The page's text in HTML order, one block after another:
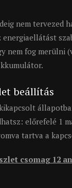
nem tervezed
energiaellátást
nem fog merülni
beállítás
előrefelé 1
tartva a
csomag 12